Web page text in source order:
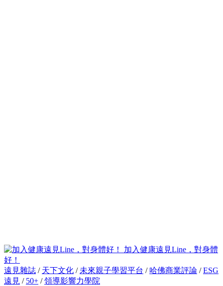
加入健康遠見Line，對身體
好！
遠見雜誌 / 天下文化 / 未來親子學習平台 / 哈佛商業評論 /ESG
遠見 / 50+ /領導影響力學院